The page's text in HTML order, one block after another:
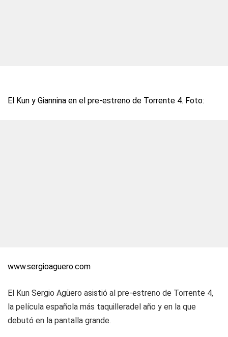
El Kun y Giannina en el pre-estreno de Torrente 4. Foto:
www.sergioaguero.com
El Kun Sergio Agüero asistió al pre-estreno de Torrente 4,
la película española más taquilleradel año y en la que
debutó en la pantalla grande.